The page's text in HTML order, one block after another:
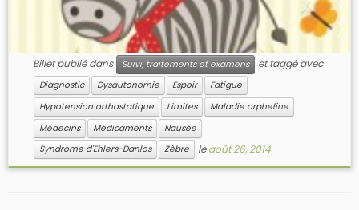
Billet publié dans Suivi, traitements et examens et taggé avec
Diagnostic Dysautonomie Espoir
Fatigue
Hypotension orthostatique
Limites
Maladie orpheline
Médecins
Médicaments
Nausée
Syndrome d'Ehlers-Danlos
Zèbre leaoût 26, 2014